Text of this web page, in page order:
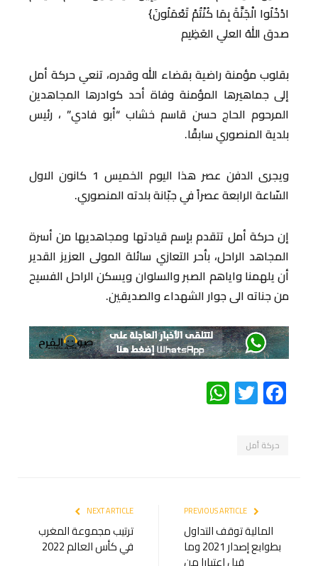
ادْخُلُوا الْجَنَّةَ بِمَا كُنْتُمْ تَعْمَلُونَ}
صدق اللهُ العلي العَظِيم
بقلوب مؤمنة راضية بقضاء الله وقدره، تنعي حركة أمل
إلى جماهيرها المؤمنة وفاة أحد كوادرها المجاهدين
المرحوم الحاج حسن قاسم خشاب “أبو فادي” ، رئيس
بلدية المنصوري سابقًا.
ويجرى الدفن عصر هذا اليوم الخميس 1 كانون الاول
السّاعة الرابعة عصراً في جبّانة بلدته المنصوري.
إن حركة أمل تتقدم بإسم قيادتها ومجاهديها من أسرة
المجاهد الراحل، بأحر التعازي سائلة المولى العزيز القدير
أن يلهمنا واياهم الصبر والسلوان ويسكن الراحل الفسيح
من جناته الى جوار الشهداء والصديقين.
Facebook
Twitter
WhatsApp
حركة أمل
المالية توقف التداول
بطوابع إصدار 2021 وما
NEXT ARTICLE
ترتيب مجموعة المغرب
في كأس العالم 2022